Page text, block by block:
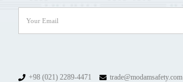
+98 (021) 2289-4471 trade@modamsafety.com